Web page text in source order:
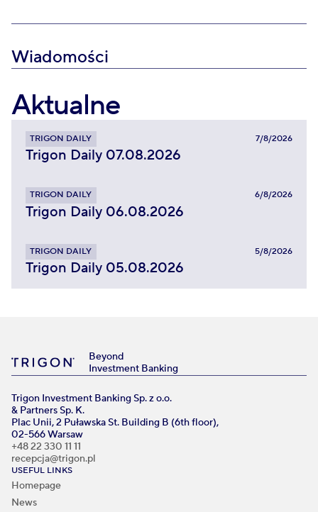
Wiadomości
Aktualne
TRIGON DAILY 7/8/2026
Trigon Daily 07.08.2026
TRIGON DAILY 6/8/2026
Trigon Daily 06.08.2026
TRIGON DAILY 5/8/2026
Trigon Daily 05.08.2026
Beyond
Investment Banking
Trigon Investment Banking Sp. z o.o.
& Partners Sp. K.
Plac Unii, 2 Puławska St. Building B (6th floor),
02-566 Warsaw
+48 22 330 11 11
recepcja@trigon.pl
USEFUL LINKS
Homepage
News